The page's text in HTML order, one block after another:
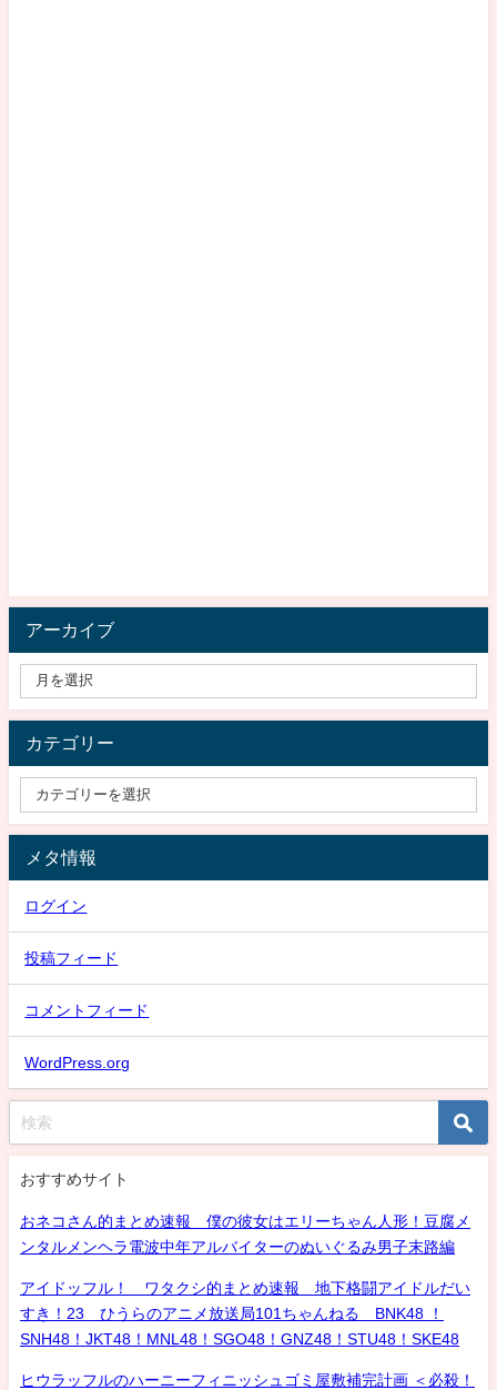
アーカイブ
カテゴリー
メタ情報
ログイン
投稿フィード
コメントフィード
WordPress.org
おすすめサイト
おネコさん的まとめ速報 僕の彼女はエリーちゃん人形！豆腐メ
ンタルメンヘラ電波中年アルバイターのぬいぐるみ男子末路編
アイドッフル！ ワタクシ的まとめ速報 地下格闘アイドルだい
すき！23 ひうらのアニメ放送局101ちゃんねる BNK48 ！
SNH48！JKT48！MNL48！SGO48！GNZ48！STU48！SKE48
ヒウラッフルのハーニーフィニッシュゴミ屋敷補完計画 ＜必殺！